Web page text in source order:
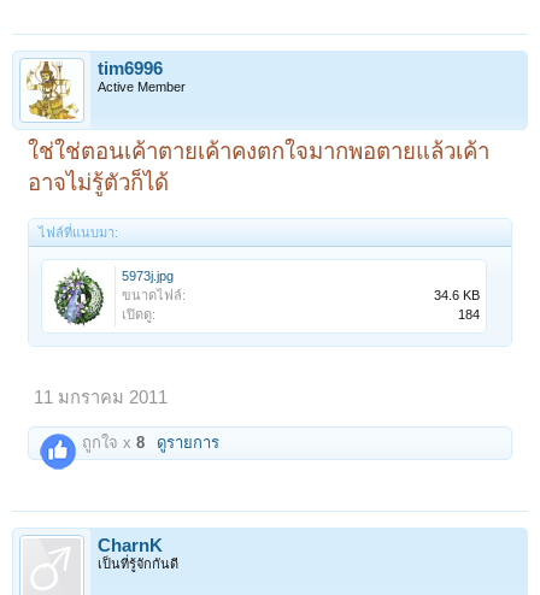
tim6996
Active Member
ใช่ใช่ตอนเค้าตายเค้าคงตกใจมากพอตายแล้วเค้า
อาจไม่รู้ตัวก็ได้
ไฟล์ที่แนบมา:
5973j.jpg
ขนาดไฟล์:
34.6 KB
เปิดดู:
184
11 มกราคม 2011
ถูกใจ x8 ดูรายการ
CharnK
เป็นที่รู้จักกันดี